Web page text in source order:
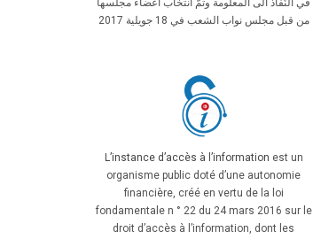
من قبل مجلس نواب الشعب في 18 جويلية 2017
L’instance d’accès à l’information est un
organisme public doté d’une autonomie
financière, créé en vertu de la loi
fondamentale n ° 22 du 24 mars 2016 sur le
droit d’accès à l’information, dont les